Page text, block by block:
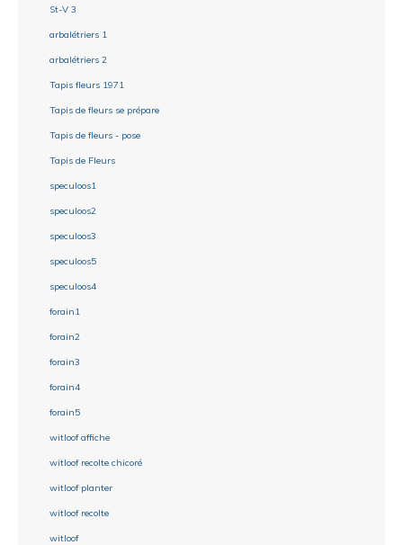
St-V 3
arbalétriers 1
arbalétriers 2
Tapis fleurs 1971
Tapis de fleurs se prépare
Tapis de fleurs - pose
Tapis de Fleurs
speculoos1
speculoos2
speculoos3
speculoos5
speculoos4
forain1
forain2
forain3
forain4
forain5
witloof affiche
witloof recolte chicoré
witloof planter
witloof recolte
witloof